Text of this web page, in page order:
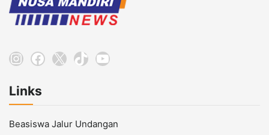
Instagram
Facebook
X TikTokYouTube
Links
Beasiswa Jalur Undangan